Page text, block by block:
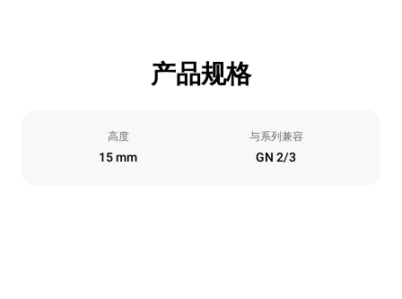
产品规格
高度
15 mm
与系列兼容
GN 2/3